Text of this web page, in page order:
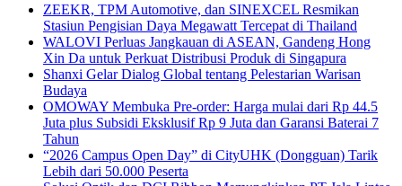
ZEEKR, TPM Automotive, dan SINEXCEL Resmikan
Stasiun Pengisian Daya Megawatt Tercepat di Thailand
WALOVI Perluas Jangkauan di ASEAN, Gandeng Hong
Xin Da untuk Perkuat Distribusi Produk di Singapura
Shanxi Gelar Dialog Global tentang Pelestarian Warisan
Budaya
OMOWAY Membuka Pre-order: Harga mulai dari Rp 44.5
Juta plus Subsidi Eksklusif Rp 9 Juta dan Garansi Baterai 7
Tahun
“2026 Campus Open Day” di CityUHK (Dongguan) Tarik
Lebih dari 50.000 Peserta